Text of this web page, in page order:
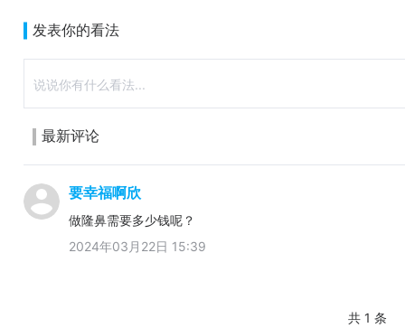
发表你的看法
最新评论
要幸福啊欣
做隆鼻需要多少钱呢？
2024年03月22日 15:39
共 1 条